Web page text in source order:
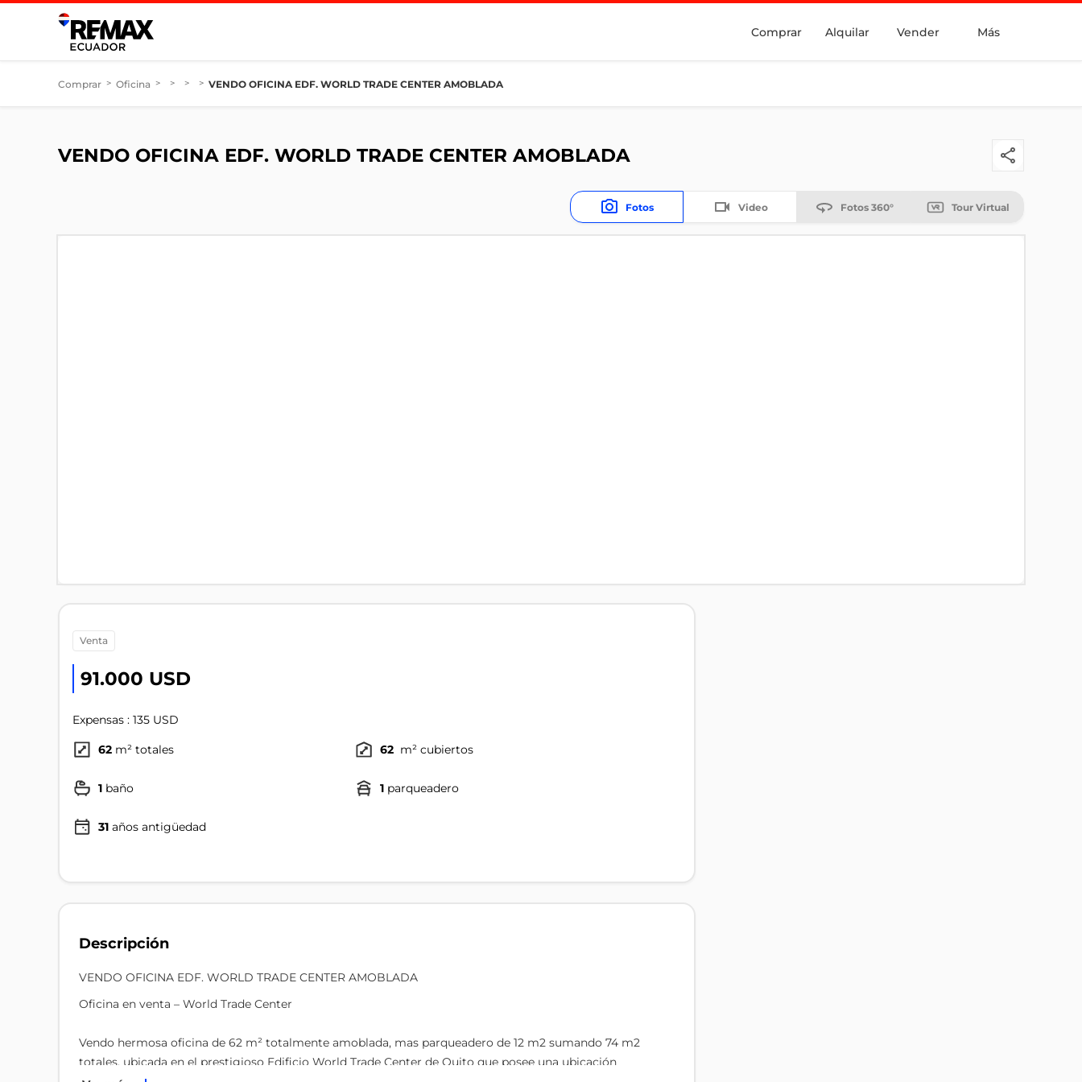
Comprar Alquilar Vender Más
Comprar > Oficina > > > > VENDO OFICINA EDF. WORLD TRADE CENTER AMOBLADA
VENDO OFICINA EDF. WORLD TRADE CENTER AMOBLADA
Fotos Video Fotos 360° Tour Virtual
venta
91.000 USD
Expensas : 135 USD
62 m² totales 62 m² cubiertos
1 baño 1 parqueadero
31 años antigüedad
Descripción
VENDO OFICINA EDF. WORLD TRADE CENTER AMOBLADA
Oficina en venta – World Trade Center
Vendo hermosa oficina de 62 m² totalmente amoblada, mas parqueadero de 12 m2 sumando 74 m2
totales, ubicada en el prestigioso Edificio World Trade Center de Quito que posee una ubicación